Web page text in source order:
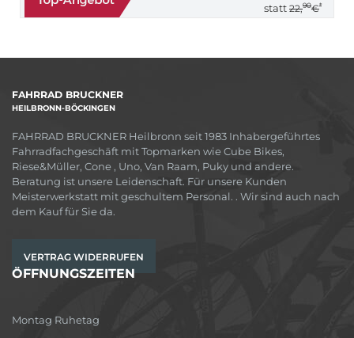
statt 22,90€*
FAHRRAD BRUCKNER
HEILBRONN-BÖCKINGEN
FAHRRAD BRUCKNER Heilbronn seit 1983 Inhabergeführtes
Fahrradfachgeschäft mit Topmarken wie Cube Bikes,
Riese&Müller, Cone , Uno, Van Raam, Puky und andere.
Beratung ist unsere Leidenschaft. Für unsere Kunden
Meisterwerkstatt mit geschultem Personal. . Wir sind auch nach
dem Kauf für Sie da.
VERTRAG WIDERRUFEN
ÖFFNUNGSZEITEN
Montag Ruhetag